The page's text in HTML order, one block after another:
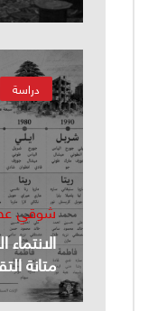
دراسة
شوقي
الانتماء
متانة